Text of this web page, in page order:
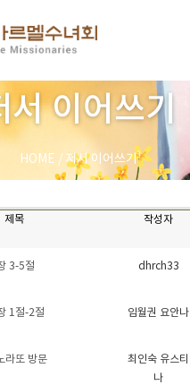
서 이어쓰기
HOME / 저서 이어쓰기
제목 작성자
3-5절 dhrch33
1절-2절 임월권 요안나
라또 방문
최인숙 유스티
나